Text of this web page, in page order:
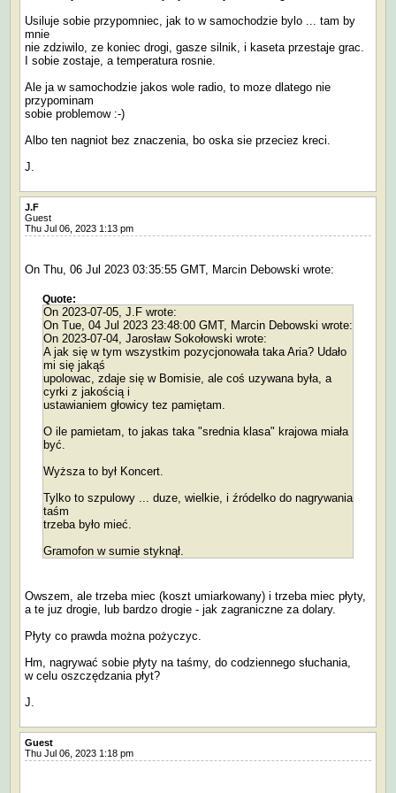
Usiluje sobie przypomniec, jak to w samochodzie bylo ... tam by
mnie
nie zdziwilo, ze koniec drogi, gasze silnik, i kaseta przestaje grac.
I sobie zostaje, a temperatura rosnie.
Ale ja w samochodzie jakos wole radio, to moze dlatego nie
przypominam
sobie problemow :-)
Albo ten nagniot bez znaczenia, bo oska sie przeciez kreci.
J.
J.F
Guest
Thu Jul 06, 2023 1:13 pm
On Thu, 06 Jul 2023 03:35:55 GMT, Marcin Debowski wrote:
Quote:
On 2023-07-05, J.F wrote:
On Tue, 04 Jul 2023 23:48:00 GMT, Marcin Debowski wrote:
On 2023-07-04, Jarosław Sokołowski wrote:
A jak się w tym wszystkim pozycjonowała taka Aria? Udało
mi się jakąś
upolowac, zdaje się w Bomisie, ale coś uzywana była, a
cyrki z jakością i
ustawianiem głowicy tez pamiętam.
O ile pamietam, to jakas taka "srednia klasa" krajowa miała
być.
Wyższa to był Koncert.
Tylko to szpulowy ... duze, wielkie, i źródelko do nagrywania
taśm
trzeba było mieć.
Gramofon w sumie styknął.
Owszem, ale trzeba miec (koszt umiarkowany) i trzeba miec płyty,
a te juz drogie, lub bardzo drogie - jak zagraniczne za dolary.
Płyty co prawda można pożyczyc.
Hm, nagrywać sobie płyty na taśmy, do codziennego słuchania,
w celu oszczędzania płyt?
J.
Guest
Thu Jul 06, 2023 1:18 pm